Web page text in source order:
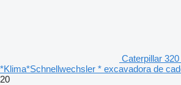
Caterpillar 320
*Klima*Schnellwechsler * excavadora de
20